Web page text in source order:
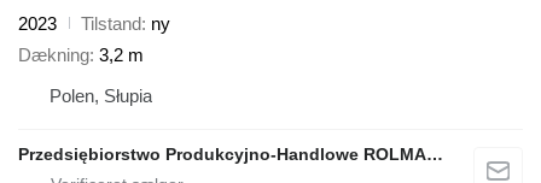
2023
Tilstand ny
Dækning 3,2 m
Polen, Słupia
Przedsiębiorstwo Produkcyjno-Handlowe ROLMAPOL Marcin Dziekan